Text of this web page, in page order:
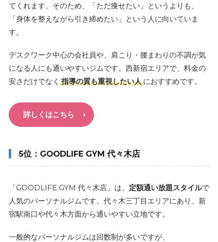
てくれます。そのため、「ただ痩せたい」というよりも、
「身体を整えながら引き締めたい」という人に向いていま
す。
デスクワーク中心の会社員や、肩こり・腰まわりの不調が気
になる人にも通いやすいジムです。西新宿エリアで、料金の
安さだけでなく 指導の質も重視したい人におすすめです。
詳しくはこちら
5位：GOODLIFE GYM 代々木店
「GOODLIFE GYM 代々木店」は、 定額通い放題スタイルで
人気のパーソナルジムです。代々木三丁目エリアにあり、新
宿駅南口や代々木方面から通いやすい立地です。
一般的なパーソナルジムは回数制が多いですが、